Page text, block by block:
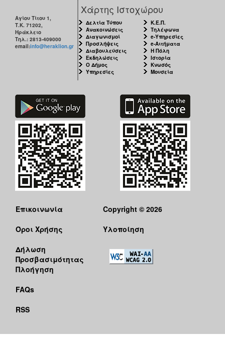
Αγίου Τίτου 1,
Τ.Κ. 71202,
Ηράκλειο
Τηλ.: 2813-409000
email:info@heraklion.gr
Χάρτης Ιστοχώρου
Δελτία Τύπου
Ανακοινώσεις
Διαγωνισμοί
Προσλήψεις
Διαβουλεύσεις
Εκδηλώσεις
Ο Δήμος
Υπηρεσίες
Κ.Ε.Π.
Τηλέφωνα
e-Υπηρεσίες
e-Αιτήματα
Η Πόλη
Ιστορία
Κνωσός
Μουσεία
Επικοινωνία
Όροι Χρήσης
Δήλωση
Προσβασιμότητας
Πλοήγηση
FAQs
RSS
Copyright © 2026
Υλοποίηση